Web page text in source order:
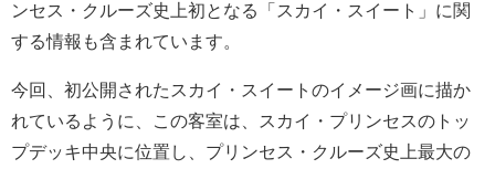
ンセス・クルーズ史上初となる「スカイ・スイート」に関
する情報も含まれています。
今回、初公開されたスカイ・スイートのイメージ画に描か
れているように、この客室は、スカイ・プリンセスのトッ
プデッキ中央に位置し、プリンセス・クルーズ史上最大の